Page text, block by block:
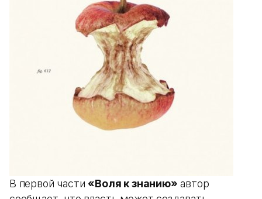
В первой части «Воля к знанию» автор